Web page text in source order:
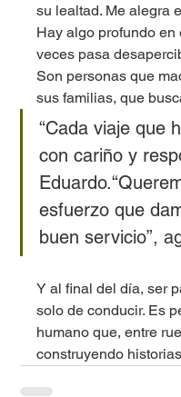
su lealtad. Me alegra
Hay algo profundo
veces pasa
Son personas que
sus familias, que
“Cada viaje que
con cariño y
esfuerzo que
buen servicio”,
Y al final del día, ser
solo de conducir. Es
humano que, entre
construyendo